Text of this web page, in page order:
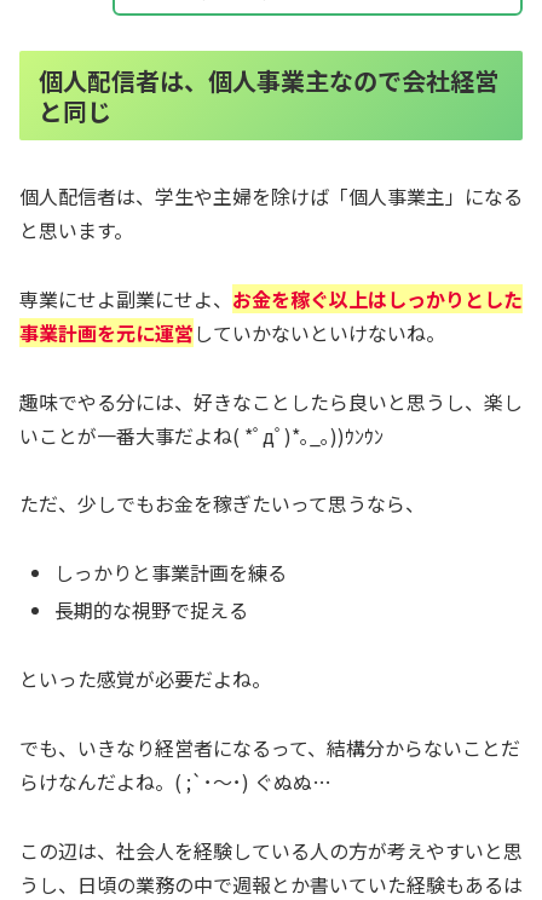
個人配信者は、個人事業主なので会社経営
と同じ
個人配信者は、学生や主婦を除けば「個人事業主」になる
と思います。
専業にせよ副業にせよ、 お金を稼ぐ以上はしっかりとした
事業計画を元に運営していかないといけないね。
趣味でやる分には、好きなことしたら良いと思うし、楽し
いことが一番大事だよね( *ﾟдﾟ)*｡_｡))ｳﾝｳﾝ
ただ、少しでもお金を稼ぎたいって思うなら、
しっかりと事業計画を練る
長期的な視野で捉える
といった感覚が必要だよね。
でも、いきなり経営者になるって、結構分からないことだ
らけなんだよね。( ;`･～･) ぐぬぬ…
この辺は、社会人を経験している人の方が考えやすいと思
うし、日頃の業務の中で週報とか書いていた経験もあるは